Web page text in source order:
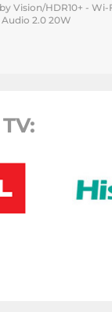
Vision/HDR10+ -
Audio 2.0 20W